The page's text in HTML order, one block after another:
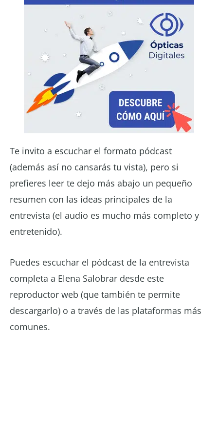
Te invito a escuchar el formato pódcast
(además así no cansarás tu vista), pero si
prefieres leer te dejo más abajo un pequeño
resumen con las ideas principales de la
entrevista (el audio es mucho más completo y
entretenido).
Puedes escuchar el pódcast de la entrevista
completa a Elena Salobrar desde este
reproductor web (que también te permite
descargarlo) o a través de las plataformas más
comunes.